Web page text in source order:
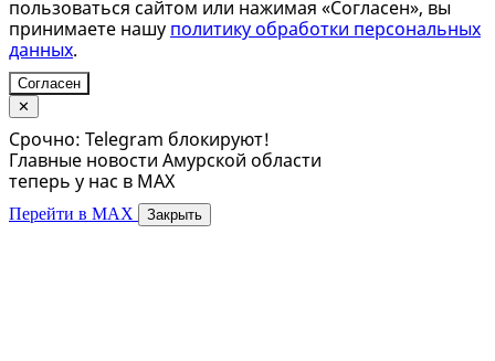
пользоваться сайтом или нажимая «Согласен», вы
принимаете нашу политику обработки персональных
данных.
Согласен
✕
Срочно: Telegram блокируют!
Главные новости Амурской области
теперь у нас в MAX
Перейти в MAX Закрыть